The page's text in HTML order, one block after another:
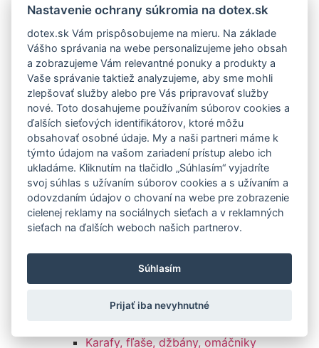
Hrantíky a minihrantíky
Držiaky na hrantíky
Podmisky pod hrantík
Amfory
Pareniská a sadbovače
Samozavlažovacie vložky
Krhly a rozprašovače
Záhradné pergoly
Opory ku kvetom a stojany na kvety
Záhradné doplnky
Zeminy, hnojivá, keramzit
Záhradné osvetlenie
Kuchyňa
Poháre
Hrnčeky a šálky
Misy a misky
Karafy, fľaše, džbány, omáčniky
Nastavenie ochrany súkromia na dotex.sk
dotex.sk Vám prispôsobujeme na mieru. Na základe
Vášho správania na webe personalizujeme jeho obsah
a zobrazujeme Vám relevantné ponuky a produkty a
Vaše správanie taktiež analyzujeme, aby sme mohli
zlepšovať služby alebo pre Vás pripravovať služby
nové. Toto dosahujeme používaním súborov cookies a
ďalších sieťových identifikátorov, ktoré môžu
obsahovať osobné údaje. My a naši partneri máme k
týmto údajom na vašom zariadení prístup alebo ich
ukladáme. Kliknutím na tlačidlo „Súhlasím“ vyjadríte
svoj súhlas s užívaním súborov cookies a s užívaním a
odovzdaním údajov o chovaní na webe pre zobrazenie
cielenej reklamy na sociálnych sieťach a v reklamných
sieťach na ďalších weboch našich partnerov.
Súhlasím
Prijať iba nevyhnutné